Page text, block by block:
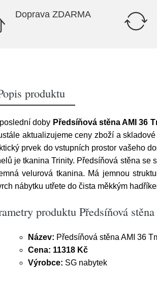
Doprava ZDARMA
produktu
doby Předsíňová stěna AMI 36
aktualizujeme ceny zboží a
prvek do vstupních prostor vašeho
je tkanina Trinity. Předsíňová stěna se
velurová tkanina. Má jemnou
nábytku utřete do čista měkkým
produktu Předsíňová
Název: Předsíňová stěna AMI 36
Cena: 11318 Kč
Výrobce: SG nabytek